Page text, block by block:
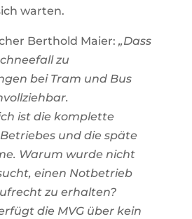
warten.
Berthold Maier: „Dass
zu
bei Tram und Bus
ist die komplette
und die späte
Warum wurde nicht
einen Notbetrieb
zu erhalten?
die MVG über kein